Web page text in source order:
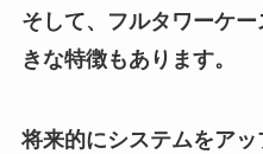
そして、フルタワーケ
きな特徴もあります。
将来的にシステムをア